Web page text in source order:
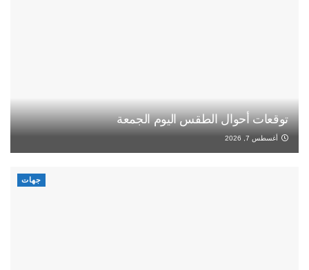
توقعات أحوال الطقس اليوم الجمعة
أغسطس 7, 2026
جهات